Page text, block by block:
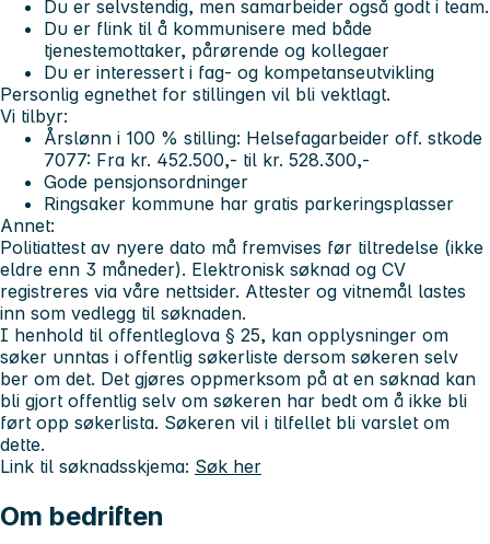
Du er selvstendig, men samarbeider også godt i team.
Du er flink til å kommunisere med både
tjenestemottaker, pårørende og kollegaer
Du er interessert i fag- og kompetanseutvikling
Personlig egnethet for stillingen vil bli vektlagt.
Vi tilbyr:
Årslønn i 100 % stilling: Helsefagarbeider off. stkode
7077: Fra kr. 452.500,- til kr. 528.300,-
Gode pensjonsordninger
Ringsaker kommune har gratis parkeringsplasser
Annet:
Politiattest av nyere dato må fremvises før tiltredelse (ikke
eldre enn 3 måneder). Elektronisk søknad og CV
registreres via våre nettsider. Attester og vitnemål lastes
inn som vedlegg til søknaden.
I henhold til offentleglova § 25, kan opplysninger om
søker unntas i offentlig søkerliste dersom søkeren selv
ber om det. Det gjøres oppmerksom på at en søknad kan
bli gjort offentlig selv om søkeren har bedt om å ikke bli
ført opp søkerlista. Søkeren vil i tilfellet bli varslet om
dette.
Link til søknadsskjema: Søk her
Om bedriften